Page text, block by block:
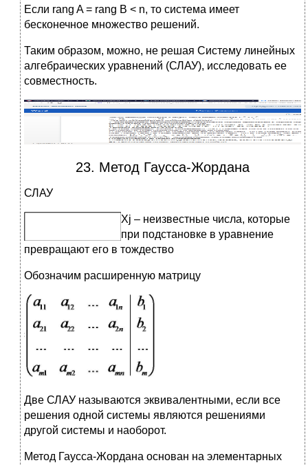
Если rang A = rang B < n, то система имеет
бесконечное множество решений.
Таким образом, можно, не решая Систему линейных
алгебраических уравнений (СЛАУ), исследовать ее
совместность.
23. Метод Гаусса-Жордана
СЛАУ
Xj – неизвестные числа, которые
при подстановке в уравнение
превращают его в тождество
Обозначим расширенную матрицу
Две СЛАУ называются эквивалентными, если все
решения одной системы являются решениями
другой системы и наоборот.
Метод Гаусса-Жордана основан на элементарных